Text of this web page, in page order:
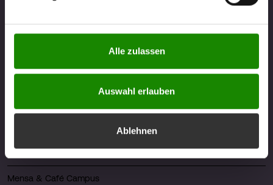
Sie unterhttps://www.fhv.at/datenschutz
Alle zulassen
Auswahl erlauben
Ablehnen
Quicklinks
Mensa & Café Campus